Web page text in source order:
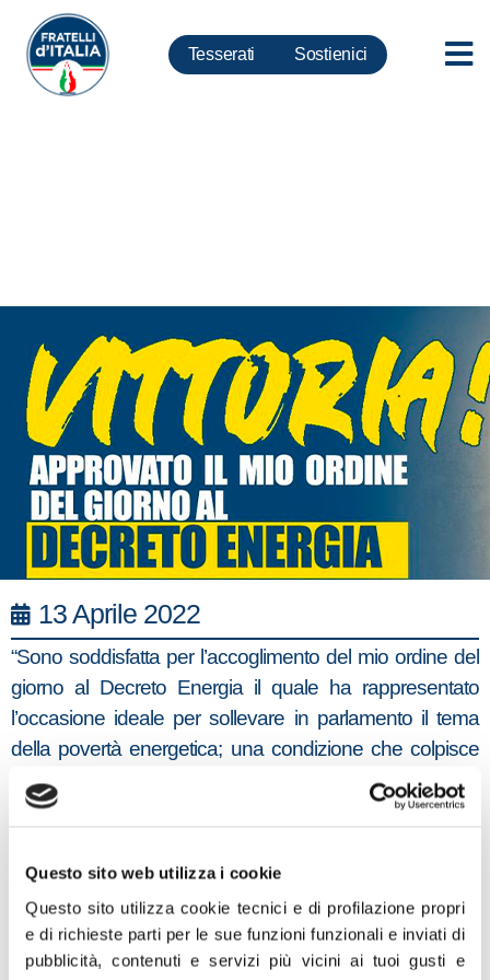
Questo sito web utilizza i cookie
Questo sito utilizza cookie tecnici e di profilazione propri
e di richieste parti per le sue funzioni funzionali e inviati di
pubblicità, contenuti e servizi più vicini ai tuoi gusti e
Tesserati Sostienici
13 Aprile 2022
“Sono soddisfatta per l’accoglimento del mio ordine del
giorno al Decreto Energia il quale ha rappresentato
l’occasione ideale per sollevare in parlamento il tema
della povertà energetica; una condizione che colpisce
milioni di cittadini. La difficoltà a scaldare adeguatamente
la propria abitazione è una problematica che riguarda
sulla salute delle persone. La crisi energetica in atto e
l’ondata inflazionistica da record impongono interventi
concreti nei confronti di coloro che, per la loro condizione
economica, sono più esposti agli impatti del carovita.